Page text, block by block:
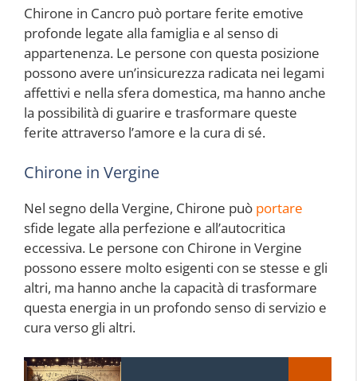
Chirone in Cancro può portare ferite emotive
profonde legate alla famiglia e al senso di
appartenenza. Le persone con questa posizione
possono avere un’insicurezza radicata nei legami
affettivi e nella sfera domestica, ma hanno anche
la possibilità di guarire e trasformare queste
ferite attraverso l’amore e la cura di sé.
Chirone in Vergine
Nel segno della Vergine, Chirone può portare
sfide legate alla perfezione e all’autocritica
eccessiva. Le persone con Chirone in Vergine
possono essere molto esigenti con se stesse e gli
altri, ma hanno anche la capacità di trasformare
questa energia in un profondo senso di servizio e
cura verso gli altri.